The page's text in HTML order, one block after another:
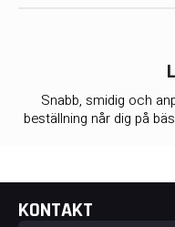
Snabb, smidig och
beställning når dig på
KONTAKT